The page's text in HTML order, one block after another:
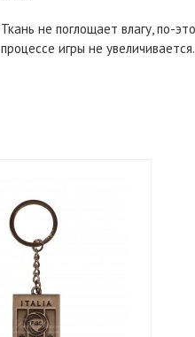
Ткань не поглощает влагу, по-
процессе игры не увеличивается.